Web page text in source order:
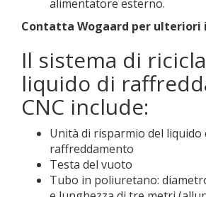
alimentatore esterno.
Contatta Wogaard per ulteriori
Il sistema di
liquido di
CNC include:
Unità di risparmio del liquido
raffreddamento
Testa del vuoto
Tubo in poliuretano: